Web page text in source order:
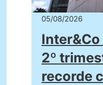
05/08/2026
2º
recorde